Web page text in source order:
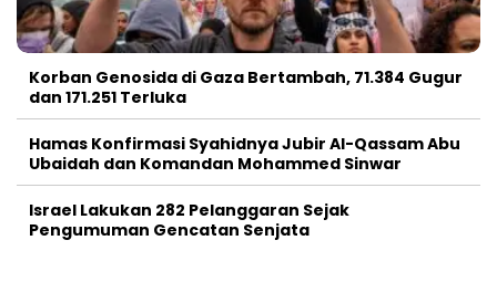
Korban Genosida di Gaza Bertambah, 71.384 Gugur
dan 171.251 Terluka
Hamas Konfirmasi Syahidnya Jubir Al-Qassam Abu
Ubaidah dan Komandan Mohammed Sinwar
Israel Lakukan 282 Pelanggaran Sejak
Pengumuman Gencatan Senjata